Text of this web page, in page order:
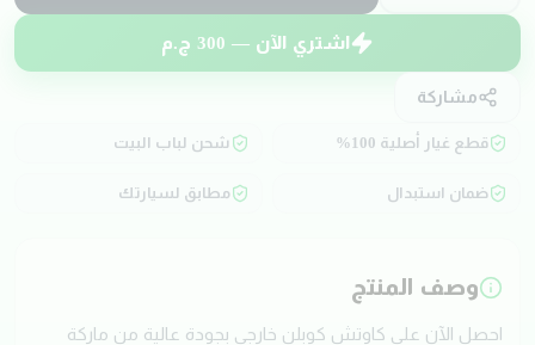
اشتري الآن — 300 ج.م
مشاركة
قطع غيار أصلية 100% شحن لباب البيت
ضمان استبدال مطابق لسيارتك
وصف المنتج
احصل الآن على كاوتش كوبلن خارجي بجودة عالية من ماركة